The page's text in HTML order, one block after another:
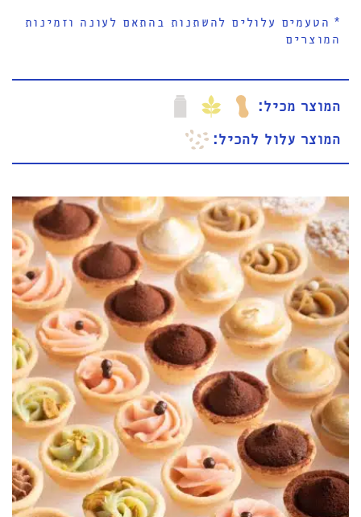
* הטעמים עלולים להשתנות בהתאם לעונה וזמינות
המוצרים
המוצר מכיל
המוצר עלול להכיל